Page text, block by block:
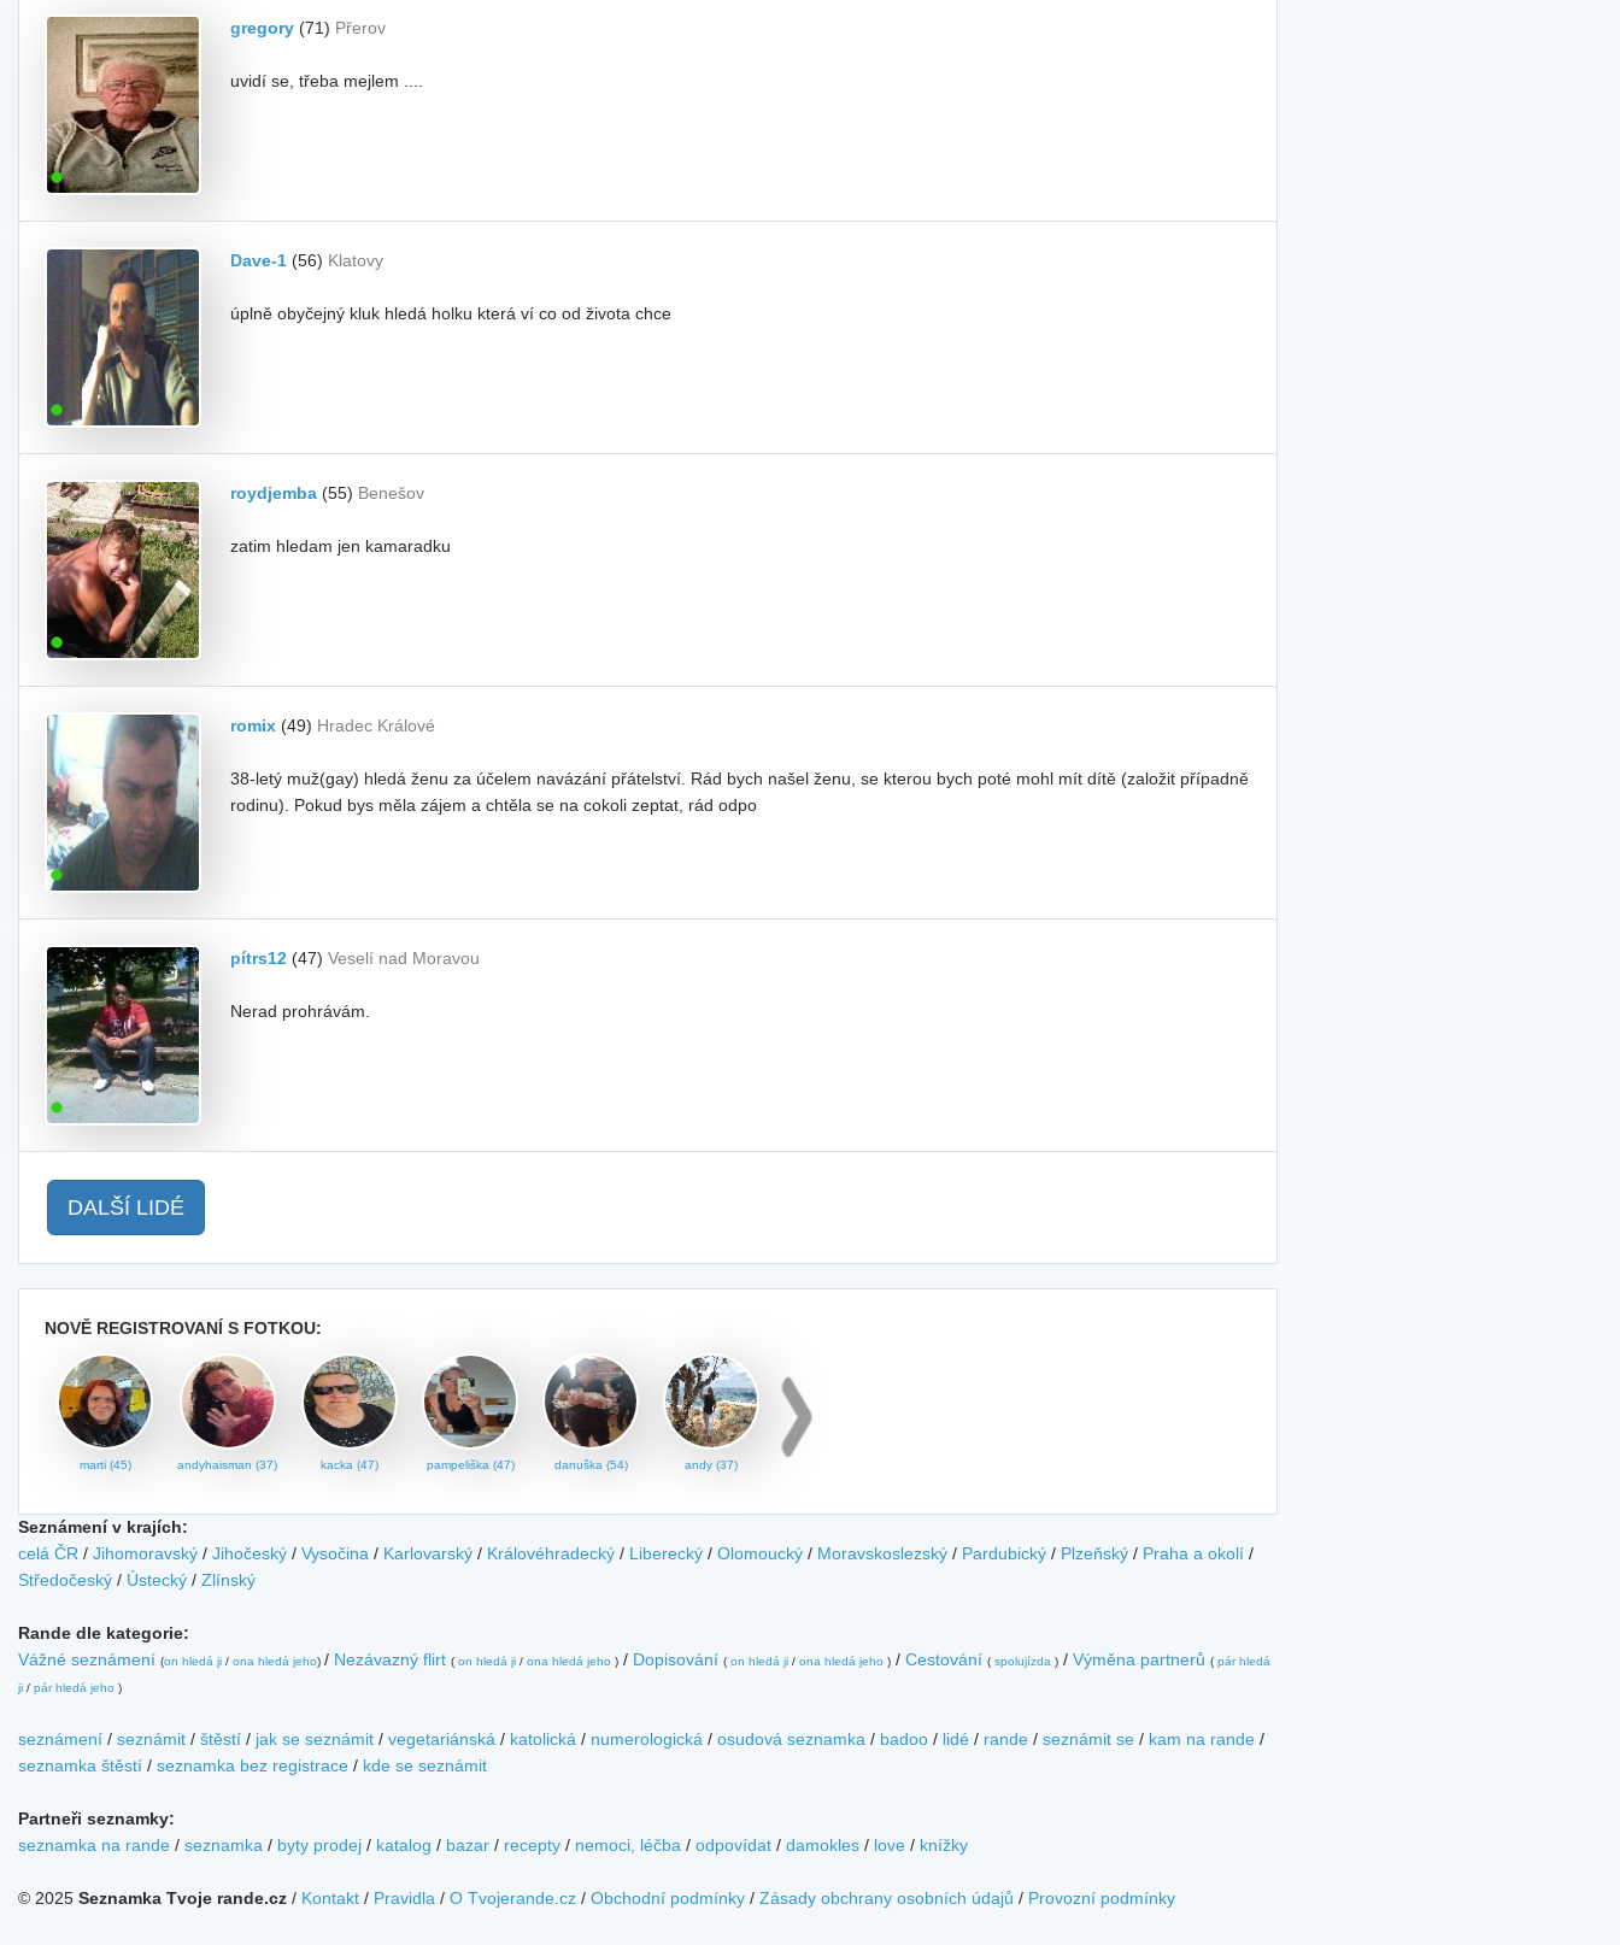
gregory (71) Přerov
uvidí se, třeba mejlem ....
Dave-1 (56) Klatovy
úplně obyčejný kluk hledá holku která ví co od života chce
roydjemba (55) Benešov
zatim hledam jen kamaradku
romix (49) Hradec Králové
38-letý muž(gay) hledá ženu za účelem navázání přátelství. Rád bych našel ženu, se kterou bych poté mohl mít dítě (založit případně
rodinu). Pokud bys měla zájem a chtěla se na cokoli zeptat, rád odpo
pítrs12 (47) Veselí nad Moravou
Nerad prohrávám.
DALŠÍ LIDÉ
NOVĚ REGISTROVANÍ S FOTKOU:
marti (45) andyhaisman (37) kacka (47) pampeliška (47) danuška (54) andy (37)
Seznámení v krajích:
celá ČR / Jihomoravský / Jihočeský / Vysočina / Karlovarský / Královéhradecký / Liberecký / Olomoucký / Moravskoslezský / Pardubický / Plzeňský / Praha a okolí /
Středočeský / Ústecký / Zlínský
Rande dle kategorie:
Vážné seznámení (on hledá ji / ona hledá jeho) / Nezávazný flirt ( on hledá ji / ona hledá jeho ) / Dopisování ( on hledá ji / ona hledá jeho ) / Cestování ( spolujízda ) / Výměna partnerů ( pár hledá
ji / pár hledá jeho )
seznámení / seznámit / štěstí / jak se seznámit / vegetariánská / katolická / numerologická / osudová seznamka / badoo / lidé / rande / seznámit se / kam na rande /
seznamka štěstí / seznamka bez registrace / kde se seznámit
Partneři seznamky:
seznamka na rande / seznamka / byty prodej / katalog / bazar / recepty / nemoci, léčba / odpovídat / damokles / love / knížky
© 2025 Seznamka Tvoje rande.cz / Kontakt / Pravidla / O Tvojerande.cz / Obchodní podmínky / Zásady obchrany osobních údajů / Provozní podmínky